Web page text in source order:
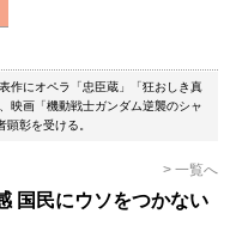
作にオペラ「忠臣蔵」「狂おしき真
映画「機動戦士ガンダム逆襲のシャ
彰を受ける。
> 一覧へ
国民にウソをつかない